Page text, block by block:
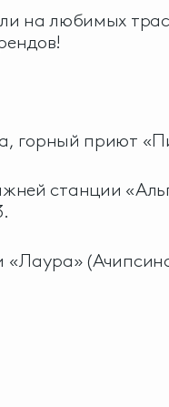
на любимых
горный приют
станции